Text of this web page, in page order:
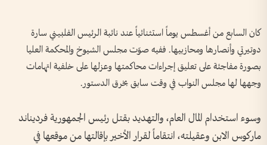
كان السابع من أغسطس يوماً استثنائياً عند نائبة الرئيس الفلبيني سارة
دوتيرتي وأنصارها ومحازبيها. ففيه صوّت مجلس الشيوخ والمحكمة العليا
بصورة مفاجئة على تعليق إجراءات محاكمتها وعزلها على خلفية اتهامات
وجهها لها مجلس النواب في وقت سابق بخرق الدستور.
وسوء استخدام المال العام، والتهديد بقتل رئيس الجمهورية فرديناند
ماركوس الابن وعقيلته، انتقاماً لقرار الأخير بإقالتها من موقعها في